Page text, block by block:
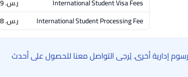
International Student Visa Fees
ر.س.‏ 1,959-ر.س.‏ 2,190
International Student Processing Fee
ر.س.‏ 1,848
إدارية أخرى. يُرجى التواصل معنا للحصول على أحدث